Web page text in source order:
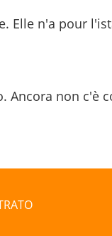
Elle n'a pour
Ancora non c'è